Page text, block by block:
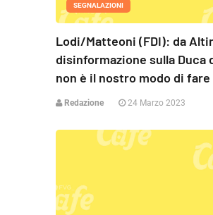
SEGNALAZIONI
Lodi/Matteoni (FDI): da
disinformazione sulla Duca
non è il nostro modo di
Redazione 24 Marzo 2023